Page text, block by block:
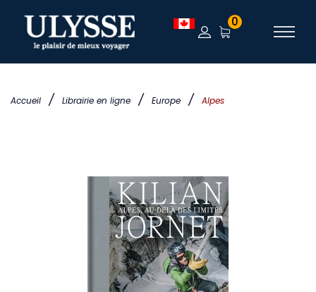
Accueil / Librairie en ligne / Europe / Alpes
0